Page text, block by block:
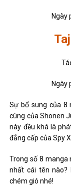
Ngày
Ngày
Sự bổ sung của 8
cùng của Shonen
này đều khá là
đẳng cấp của Spy
Trong số 8 manga
nhất cái tên nào?
chém gió nhé!